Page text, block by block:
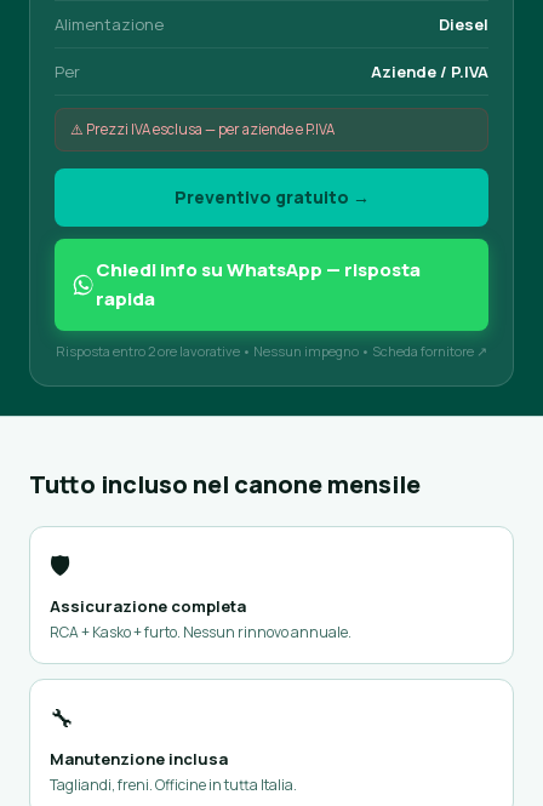
Alimentazione Diesel
Per Aziende / P.IVA
⚠️ Prezzi IVA esclusa — per aziende e P.IVA
Preventivo gratuito →
Chiedi info su WhatsApp — risposta
rapida
Risposta entro 2 ore lavorative • Nessun impegno • Scheda fornitore ↗
Tutto incluso nel canone mensile
🛡️
Assicurazione completa
RCA + Kasko + furto. Nessun rinnovo annuale.
🔧
Manutenzione inclusa
Tagliandi, freni. Officine in tutta Italia.